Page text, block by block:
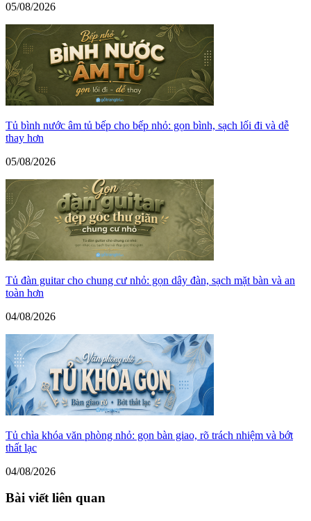
05/08/2026
Tủ bình nước âm tủ bếp cho bếp nhỏ: gọn bình, sạch lối đi và dễ
thay hơn
05/08/2026
Tủ đàn guitar cho chung cư nhỏ: gọn dây đàn, sạch mặt bàn và an
toàn hơn
04/08/2026
Tủ chìa khóa văn phòng nhỏ: gọn bàn giao, rõ trách nhiệm và bớt
thất lạc
04/08/2026
Bài viết liên quan